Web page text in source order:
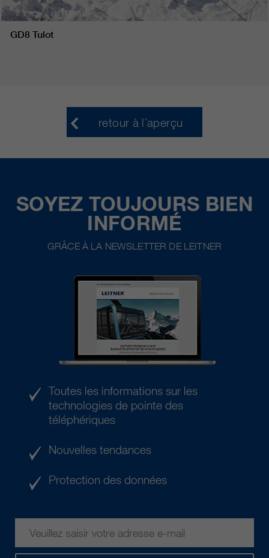
GD8 Tulot
retour à l´aperçu
SOYEZ TOUJOURS BIEN
INFORMÉ
GRÂCE À LA NEWSLETTER DE LEITNER
Toutes les informations sur les
technologies de pointe des
téléphériques
Nouvelles tendances
Protection des données